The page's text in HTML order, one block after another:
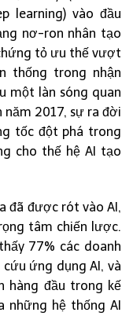
learning) vào đầu
nơ-ron nhân tạo
tỏ ưu thế vượt
thống trong nhận
một làn sóng quan
2017, sự ra đời
tốc đột phá trong
cho thế hệ AI tạo
đã được rót vào AI,
tâm chiến lược.
77% các doanh
ứng dụng AI, và
hàng đầu trong kế
những hệ thống AI